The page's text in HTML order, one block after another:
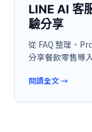
LINE AI 客
驗分享
從 FAQ 整理、
分享餐飲零售導
閱讀全文→